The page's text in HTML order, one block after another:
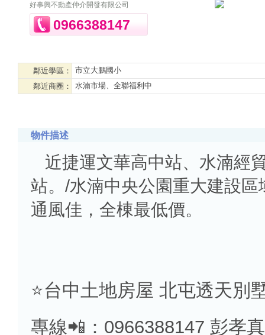
好事興不動產仲介開發有限公司
0966388147
鄰近學區：
市立大鵬國小
鄰近商圈：
水湳市場、全聯福利中
物件描述
近捷運文華高中站、水湳經
站。/水湳中央公園重大建設
通風佳，全棟最低價。
⭐️台中土地房屋 北屯透天別
專線📲：0966388147 彭孝真